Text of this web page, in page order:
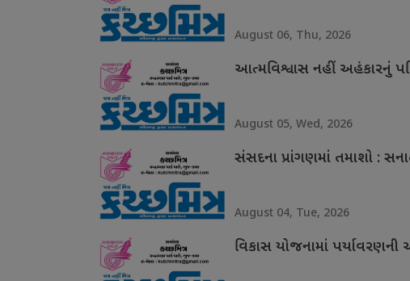
August 06, Thu, 2026
આત્મવિશ્વાસ નહીં અહંકારનું
August 05, Wed, 2026
સંસદના પ્રાંગણમાં તમાશો :
August 04, Tue, 2026
વિકાસ યોજનામાં